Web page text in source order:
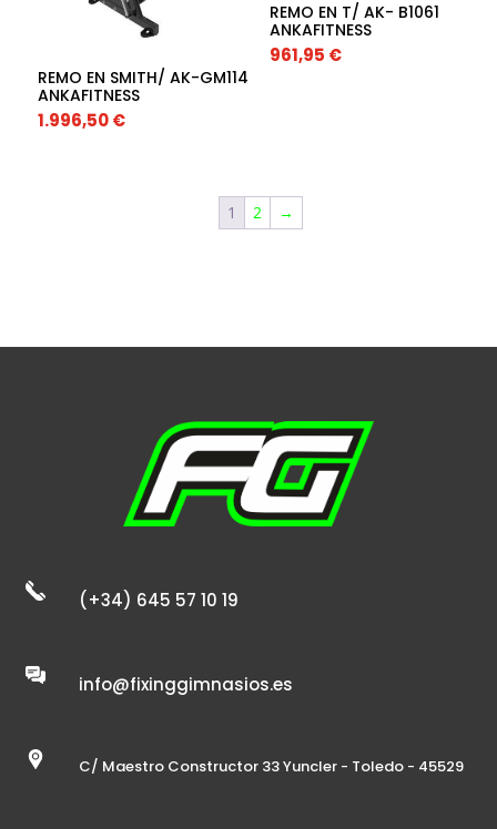
REMO EN SMITH/ AK-GM114
ANKAFITNESS
1.996,50€
REMO EN T/ AK- B1061
ANKAFITNESS
961,95 €
1 2 →
(+34) 645 57 10 19
info@fixinggimnasios.es
C/ Maestro Constructor 33 Yuncler - Toledo - 45529